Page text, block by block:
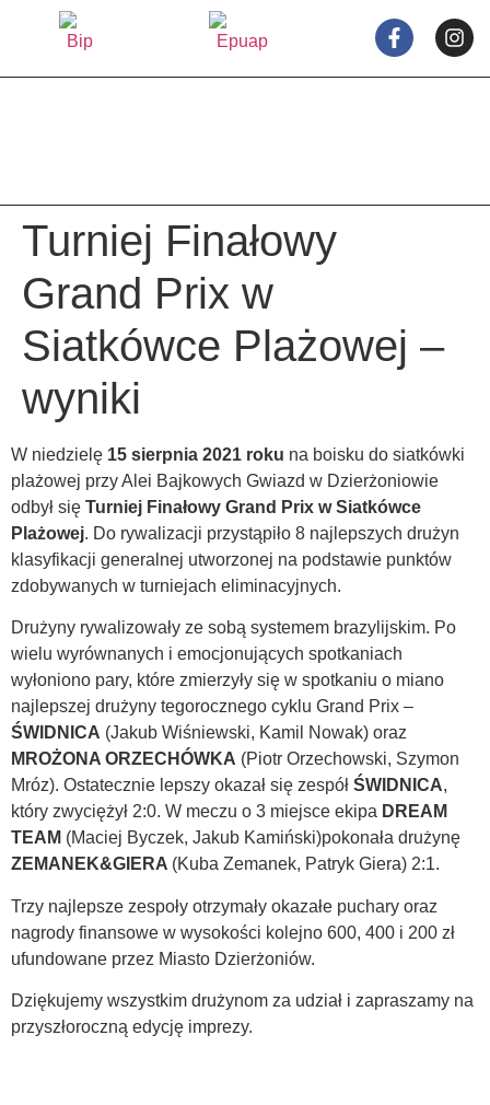
Turniej Finałowy
Grand Prix w
Siatkówce Plażowej –
wyniki
W niedzielę 15 sierpnia 2021 roku na boisku do siatkówki
plażowej przy Alei Bajkowych Gwiazd w Dzierżoniowie
odbył się Turniej Finałowy Grand Prix w Siatkówce
Plażowej. Do rywalizacji przystąpiło 8 najlepszych drużyn
klasyfikacji generalnej utworzonej na podstawie punktów
zdobywanych w turniejach eliminacyjnych.
Drużyny rywalizowały ze sobą systemem brazylijskim. Po
wielu wyrównanych i emocjonujących spotkaniach
wyłoniono pary, które zmierzyły się w spotkaniu o miano
najlepszej drużyny tegorocznego cyklu Grand Prix –
ŚWIDNICA (Jakub Wiśniewski, Kamil Nowak) oraz
MROŻONA ORZECHÓWKA (Piotr Orzechowski, Szymon
Mróz). Ostatecznie lepszy okazał się zespół ŚWIDNICA,
który zwyciężył 2:0. W meczu o 3 miejsce ekipa DREAM
TEAM (Maciej Byczek, Jakub Kamiński)pokonała drużynę
ZEMANEK&GIERA (Kuba Zemanek, Patryk Giera) 2:1.
Trzy najlepsze zespoły otrzymały okazałe puchary oraz
nagrody finansowe w wysokości kolejno 600, 400 i 200 zł
ufundowane przez Miasto Dzierżoniów.
Dziękujemy wszystkim drużynom za udział i zapraszamy na
przyszłoroczną edycję imprezy.